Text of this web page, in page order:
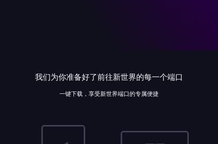
我们为你准备好了前往新世界的每一个端口
一键下载，享受新世界端口的专属便捷